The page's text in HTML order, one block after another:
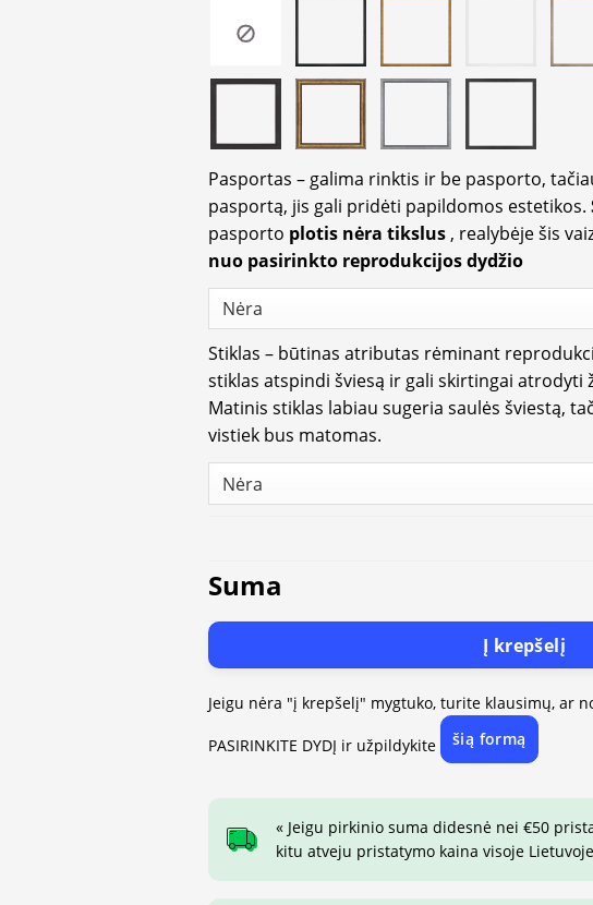
Pasportas – galima rinktis ir be pasporto,
pasportą, jis gali pridėti papildomos estetikos.
pasporto plotis nėra tikslus , realybėje šis
nuo pasirinkto reprodukcijos dydžio
Stiklas – būtinas atributas rėminant
stiklas atspindi šviesą ir gali skirtingai atrodyti
Matinis stiklas labiau sugeria saulės šviestą,
vistiek bus matomas.
Suma
Į krepšelį
Jeigu nėra "į krepšelį" mygtuko, turite klausimų, ar
PASIRINKITE DYDĮ ir užpildykite šią formą
« Jeigu pirkinio suma didesnė nei €50
kitu atveju pristatymo kaina visoje